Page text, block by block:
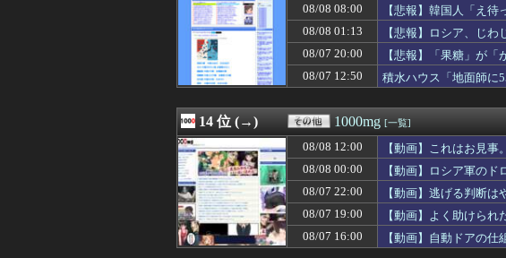
08/08 13:30
[セガサミーHD]2027年3月期 第1四
08/08 13:30
スロッターさん「とある魔術の禁書
08/08 13:30
【祝】ナリタブライアン役の衣川里
08/08 13:29
好きな芸能人やスポーツ選手を挙げ
08/08 13:29
デジモンがここにきて過去最高益、
08/08 13:29
参政党、福岡県議選に30人擁立方
08/08 13:27
「怒ったら6秒我慢すれば怒りは収
08/08 13:26
ドジャース、守護神・ディアスが逆
08/08 13:25
「夢のポップスター」公演のセット
08/08 13:25
【悲報】とにかくヤりたくてブスと
08/08 13:23
ショートスリーパー堀大輔、涙を流
08/08 13:21
【悲報】佐藤二朗さん主演の「踊る
08/08 13:20
文科省が女性専用の研究者支援制度
08/08 13:19
金川紗耶ちゃん、ぎっくり腰のお知
08/08 13:19
これでほぼナムル
08/08 13:18
でも大野愛実センターならぶっちゃ
08/08 08:00
【悲報】韓国人「え
08/08 01:13
【悲報】ロシア、じわ
08/07 20:00
【悲報】「果糖」が
08/07 12:50
積水ハウス「地面師に
14 位 (→) 1000mg [一覧]
08/08 12:00
【動画】これはお見事
08/08 00:00
【動画】ロシア軍のド
08/07 22:00
【動画】逃げる判断
08/07 19:00
【動画】よく助けられ
08/07 16:00
【動画】自動ドアの仕